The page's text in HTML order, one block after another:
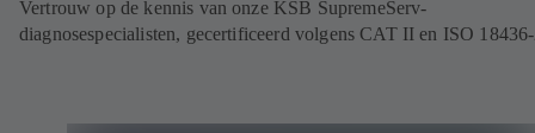
Vertrouw op de kennis van onze KSB SupremeServ-
diagnosespecialisten, gecertificeerd volgens CAT II en ISO